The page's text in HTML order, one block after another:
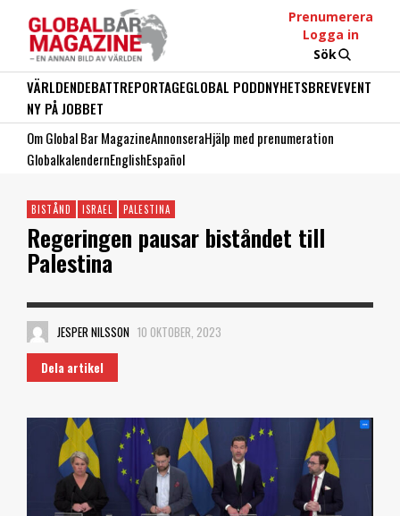
Prenumerera
Logga in
Sök
VÄRLDENDEBATTREPORTAGEGLOBAL PODDNYHETSBREVEVENT
NY PÅ JOBBET
Om Global Bar MagazineAnnonseraHjälp med prenumeration
GlobalkalendernEnglishEspañol
BISTÅND ISRAEL PALESTINA
Regeringen pausar biståndet till
Palestina
JESPER NILSSON 10 OKTOBER, 2023
Dela artikel